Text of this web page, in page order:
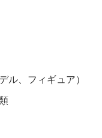
ル、フィギュア）